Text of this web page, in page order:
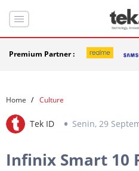
Premium Partner :
Home Culture
Tek ID Senin, 29
Infinix Smart 10